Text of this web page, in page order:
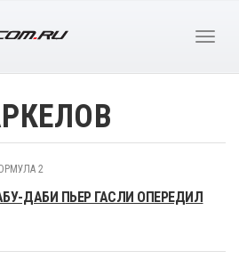
2
ДАБИ ПЬЕР ГАСЛИ ОПЕРЕДИЛ